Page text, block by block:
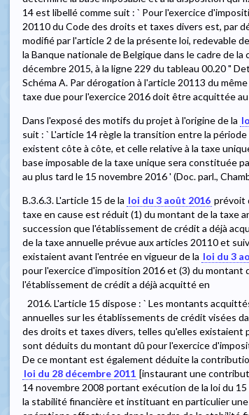
14 est libellé comme suit : ` Pour l'exercice
20110 du Code des droits et taxes divers est, par
modifié par l'article 2 de la présente loi, redevable
la Banque nationale de Belgique dans le cadre de
décembre 2015, à la ligne 229 du tableau 00.20 "
Schéma A. Par dérogation à l'article 20113 du
taxe due pour l'exercice 2016 doit être acquittée
Dans l'exposé des motifs du projet à l'origine de la
suit : ` L'article 14 règle la transition entre la
existent côte à côte, et celle relative à la taxe
base imposable de la taxe unique sera constituée
au plus tard le 15 novembre 2016 ' (Doc. parl.,
B.3.6.3. L'article 15 de la loi du 3 août 2016 prévoit
taxe en cause est réduit (1) du montant de la taxe
succession que l'établissement de crédit a déjà
de la taxe annuelle prévue aux articles 20110 et
existaient avant l'entrée en vigueur de la loi du 3
pour l'exercice d'imposition 2016 et (3) du
l'établissement de crédit a déjà acquitté en
2016. L'article 15 dispose : ` Les montants
annuelles sur les établissements de crédit visées
des droits et taxes divers, telles qu'elles existaient
sont déduits du montant dû pour l'exercice
De ce montant est également déduite la
loi du 28 décembre 2011 [instaurant une
14 novembre 2008 portant exécution de la loi du
la stabilité financière et instituant en particulier